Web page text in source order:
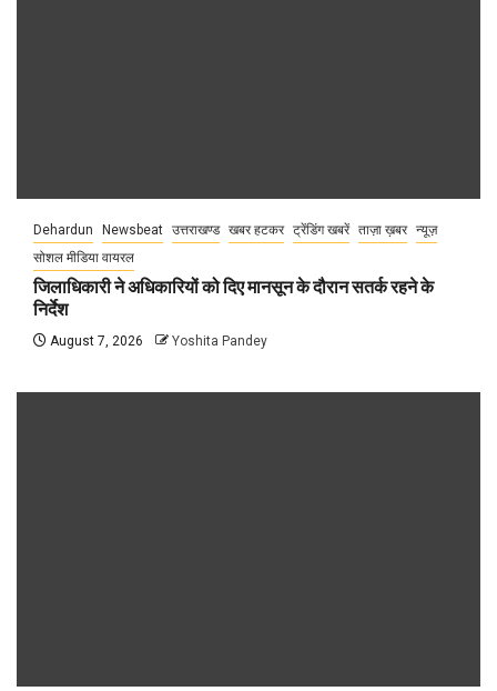
Dehardun Newsbeat उत्तराखण्ड खबर हटकर ट्रेंडिंग खबरें ताज़ा ख़बर न्यूज़
सोशल मीडिया वायरल
जिलाधिकारी ने अधिकारियों को दिए मानसून के दौरान सतर्क रहने के
निर्देश
August 7, 2026 Yoshita Pandey